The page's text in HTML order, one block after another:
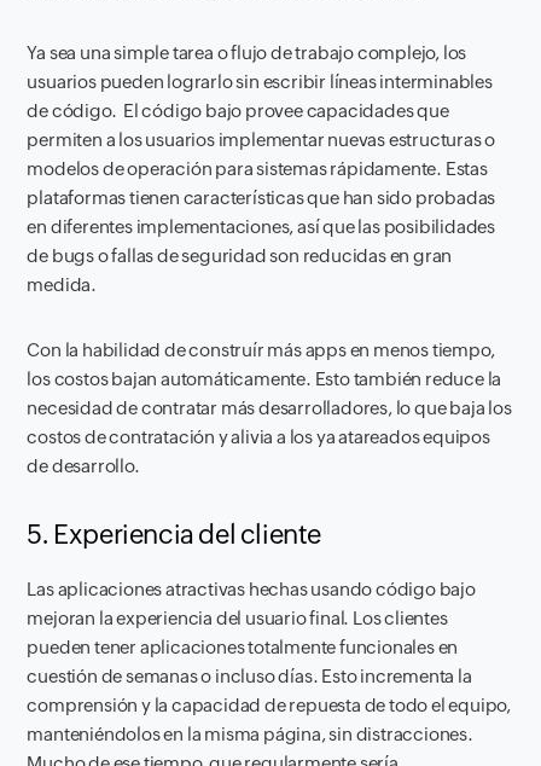
Ya sea una simple tarea o flujo de trabajo complejo, los
usuarios pueden lograrlo sin escribir líneas interminables
de código. El código bajo provee capacidades que
permiten a los usuarios implementar nuevas estructuras o
modelos de operación para sistemas rápidamente. Estas
plataformas tienen características que han sido probadas
en diferentes implementaciones, así que las posibilidades
de bugs o fallas de seguridad son reducidas en gran
medida.
Con la habilidad de construír más apps en menos tiempo,
los costos bajan automáticamente. Esto también reduce la
necesidad de contratar más desarrolladores, lo que baja los
costos de contratación y alivia a los ya atareados equipos
de desarrollo.
5. Experiencia del cliente
Las aplicaciones atractivas hechas usando código bajo
mejoran la experiencia del usuario final. Los clientes
pueden tener aplicaciones totalmente funcionales en
cuestión de semanas o incluso días. Esto incrementa la
comprensión y la capacidad de repuesta de todo el equipo,
manteniéndolos en la misma página, sin distracciones.